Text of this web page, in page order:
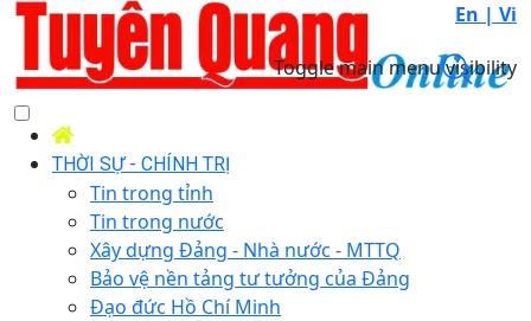
En | Vi
Toggle main menu visibility
THỜI SỰ - CHÍNH TRỊ
Tin trong tỉnh
Tin trong nước
Xây dựng Đảng - Nhà nước - MTTQ
Bảo vệ nền tảng tư tưởng của Đảng
Đạo đức Hồ Chí Minh